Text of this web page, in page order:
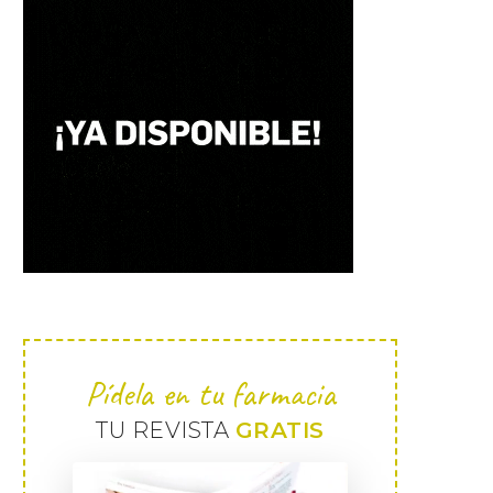
Pídela en tu farmacia
TU REVISTA GRATIS